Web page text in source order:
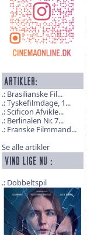
Brasilianske Fil...
Tyskefilmdage, 1...
Scificon Afvikle...
Berlinalen Nr. 7...
Franske Filmmand...
Se alle artikler
Dobbeltspil